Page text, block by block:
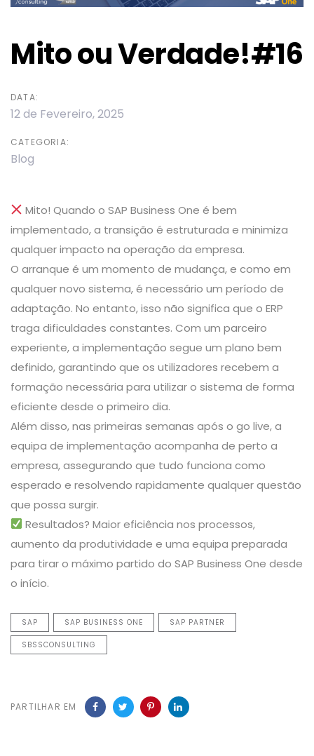
Mito ou Verdade!#16
DATA:
12 de Fevereiro, 2025
CATEGORIA:
Blog
Mito! Quando o SAP Business One é bem
implementado, a transição é estruturada e minimiza
qualquer impacto na operação da empresa.
O arranque é um momento de mudança, e como em
qualquer novo sistema, é necessário um período de
adaptação. No entanto, isso não significa que o ERP
traga dificuldades constantes. Com um parceiro
experiente, a implementação segue um plano bem
definido, garantindo que os utilizadores recebem a
formação necessária para utilizar o sistema de forma
eficiente desde o primeiro dia.
Além disso, nas primeiras semanas após o go live, a
equipa de implementação acompanha de perto a
empresa, assegurando que tudo funciona como
esperado e resolvendo rapidamente qualquer questão
que possa surgir.
Resultados? Maior eficiência nos processos,
aumento da produtividade e uma equipa preparada
para tirar o máximo partido do SAP Business One desde
o início.
SAP SAP BUSINESS ONE SAP PARTNER
SBSSCONSULTING
PARTILHAR EM